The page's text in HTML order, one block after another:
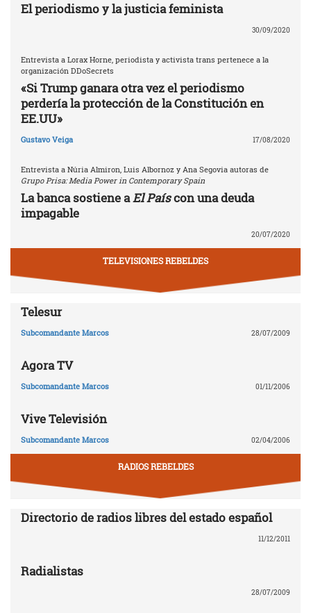
El periodismo y la justicia feminista
30/09/2020
Entrevista a Lorax Horne, periodista y activista trans pertenece a la
organización DDoSecrets
«Si Trump ganara otra vez el periodismo
perdería la protección de la Constitución en
EE.UU»
Gustavo Veiga 17/08/2020
Entrevista a Núria Almiron, Luis Albornoz y Ana Segovia autoras de
Grupo Prisa: Media Power in Contemporary Spain
La banca sostiene aEl Paíscon una deuda
impagable
20/07/2020
TELEVISIONES REBELDES
Telesur
Subcomandante Marcos 28/07/2009
Agora TV
Subcomandante Marcos 01/11/2006
Vive Televisión
Subcomandante Marcos 02/04/2006
RADIOS REBELDES
Directorio de radios libres del estado español
11/12/2011
Radialistas
28/07/2009